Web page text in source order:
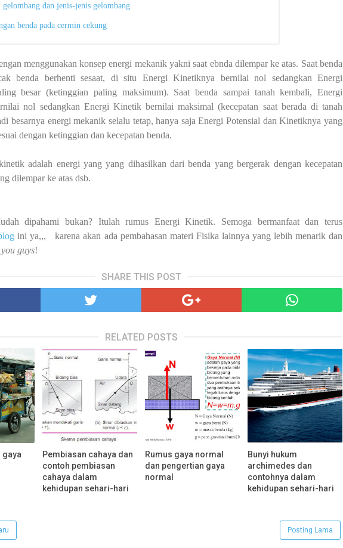
gelombang dan jenis-jenis gelombang
benda pada cermin cekung
menggunakan konsep energi mekanik yakni saat ebnda dilempar ke atas. Saat benda
benda berhenti sesaat, di situ Energi Kinetiknya bernilai nol sedangkan Energi
besar (ketinggian paling maksimum). Saat benda sampai tanah kembali, Energi
nol sedangkan Energi Kinetik bernilai maksimal (kecepatan saat berada di tanah
besarnya energi mekanik selalu tetap, hanya saja Energi Potensial dan Kinetiknya yang
dengan ketinggian dan kecepatan benda.
adalah energi yang yang dihasilkan dari benda yang bergerak dengan kecepatan
dilempar ke atas dsb.
dipahami bukan? Itulah rumus Energi Kinetik. Semoga bermanfaat dan terus
ini ya,,, karena akan ada pembahasan materi Fisika lainnya yang lebih menarik dan
you guys!
SHARE THIS POST
RELATED POSTS
gaya
Pembiasan cahaya dan
contoh pembiasan
cahaya dalam
kehidupan sehari-hari
Rumus gaya normal
dan pengertian gaya
normal
Bunyi hukum
archimedes dan
contohnya dalam
kehidupan sehari-hari
Posting Lama